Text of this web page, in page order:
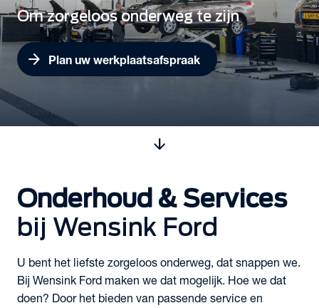
Om zorgeloos onderweg te zijn
arrow_forward Plan uw werkplaatsafspraak
arrow_downward
Onderhoud & Services
bij Wensink Ford
U bent het liefste zorgeloos onderweg, dat snappen we.
Bij Wensink Ford maken we dat mogelijk. Hoe we dat
doen? Door het bieden van passende service en